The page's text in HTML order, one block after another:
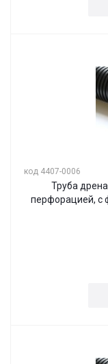
код 4407-0006
Труба
перфорацией, с